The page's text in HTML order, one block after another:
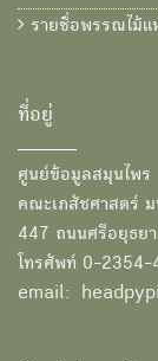
รายชื่อพรรณไม้แ
ที่อยู่
ศูนย์ข้อมูลสมุนไพร
คณะเภสัชศาสตร์
447 ถนนศรีอยุธยา
โทรศัพท์ 0-
email: